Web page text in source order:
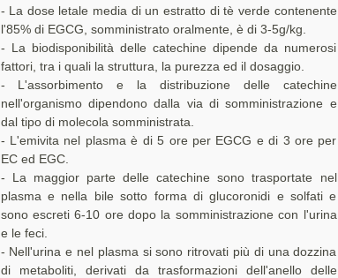
- La dose letale media di un estratto di tè verde contenente
l'85% di EGCG, somministrato oralmente, è di 3-5g/kg.
- La biodisponibilità delle catechine dipende da numerosi
fattori, tra i quali la struttura, la purezza ed il dosaggio.
- L'assorbimento e la distribuzione delle catechine
nell'organismo dipendono dalla via di somministrazione e
dal tipo di molecola somministrata.
- L'emivita nel plasma è di 5 ore per EGCG e di 3 ore per
EC ed EGC.
- La maggior parte delle catechine sono trasportate nel
plasma e nella bile sotto forma di glucoronidi e solfati e
sono escreti 6-10 ore dopo la somministrazione con l'urina
e le feci.
- Nell'urina e nel plasma si sono ritrovati più di una dozzina
di metaboliti, derivati da trasformazioni dell'anello delle